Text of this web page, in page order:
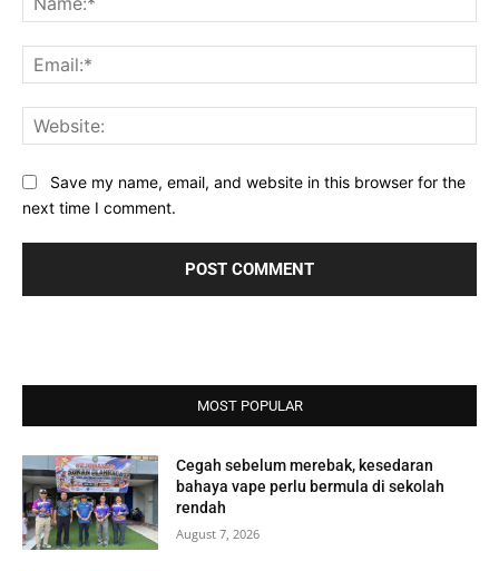
Save my name, email, and website in this browser for the
next time I comment.
MOST POPULAR
Cegah sebelum merebak, kesedaran
bahaya vape perlu bermula di sekolah
rendah
August 7, 2026